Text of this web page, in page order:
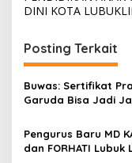
v
i
g
a
s
i
p
DINI KOTA
Posting Terkait
Buwas: Sertifikat
Garuda Bisa Jadi
dan Perguruan
Pengurus Baru MD
dan FORHATI Lubuk